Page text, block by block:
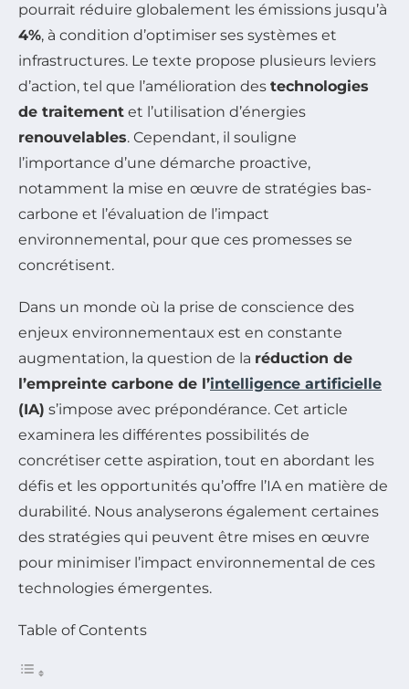
pourrait réduire globalement les émissions jusqu’à
4%, à condition d’optimiser ses systèmes et
infrastructures. Le texte propose plusieurs leviers
d’action, tel que l’amélioration des technologies
de traitement et l’utilisation d’énergies
renouvelables. Cependant, il souligne
l’importance d’une démarche proactive,
notamment la mise en œuvre de stratégies bas-
carbone et l’évaluation de l’impact
environnemental, pour que ces promesses se
concrétisent.
Dans un monde où la prise de conscience des
enjeux environnementaux est en constante
augmentation, la question de la réduction de
l’empreinte carbone de l’intelligence artificielle
(IA) s’impose avec prépondérance. Cet article
examinera les différentes possibilités de
concrétiser cette aspiration, tout en abordant les
défis et les opportunités qu’offre l’IA en matière de
durabilité. Nous analyserons également certaines
des stratégies qui peuvent être mises en œuvre
pour minimiser l’impact environnemental de ces
technologies émergentes.
Table of Contents